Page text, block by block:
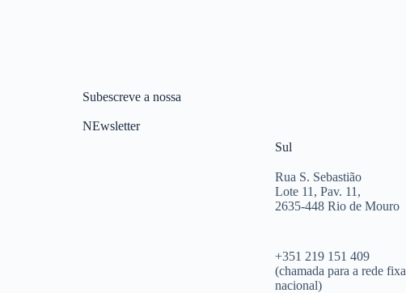
Subescreve a nossa
NEwsletter
Sul
Rua S. Sebastião
Lote 11, Pav. 11,
2635-448 Rio de Mouro
+351 219 151 409
(chamada para a rede fixa
nacional)